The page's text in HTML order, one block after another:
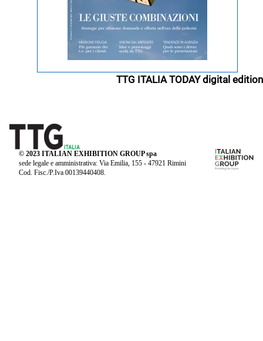
TTG ITALIA TODAY digital edition
© 2023 ITALIAN EXHIBITION GROUP spa
sede legale e amministrativa: Via Emilia, 155 - 47921 Rimini
Cod. Fisc./P.Iva 00139440408.